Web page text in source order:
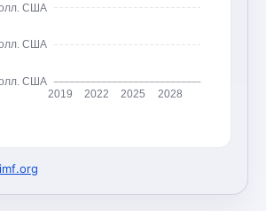
США
США
США
2019 2022 2025 2028